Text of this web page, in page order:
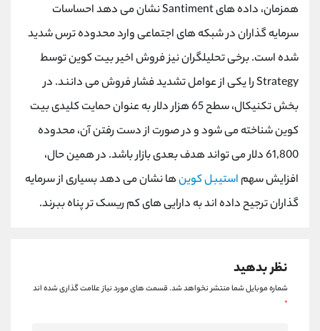
همزمان، داده های Santiment نشان می دهد احساسات
سرمایه گذاران در شبکه های اجتماعی وارد محدوده ترس شدید
شده است. برخی تحلیلگران نیز فروش اخیر بیت کوین توسط
Strategy را یکی از عوامل تشدید فشار فروش می دانند. در
بخش تکنیکال، سطح 65 هزار دلار به عنوان حمایت کلیدی بیت
کوین شناخته می شود و در صورت از دست رفتن آن، محدوده
61,800 دلار می تواند هدف بعدی بازار باشد. در همین حال،
افزایش سهم استیبل کوینها نشان می دهد بسیاری از سرمایه
گذاران ترجیح داده اند به دارایی های کم ریسک تر پناه ببرند.
نظر بدهید
شماره موبایل شما منتشر نخواهد شد.قسمت های مورد نیاز علامت گذاری شده اند
*